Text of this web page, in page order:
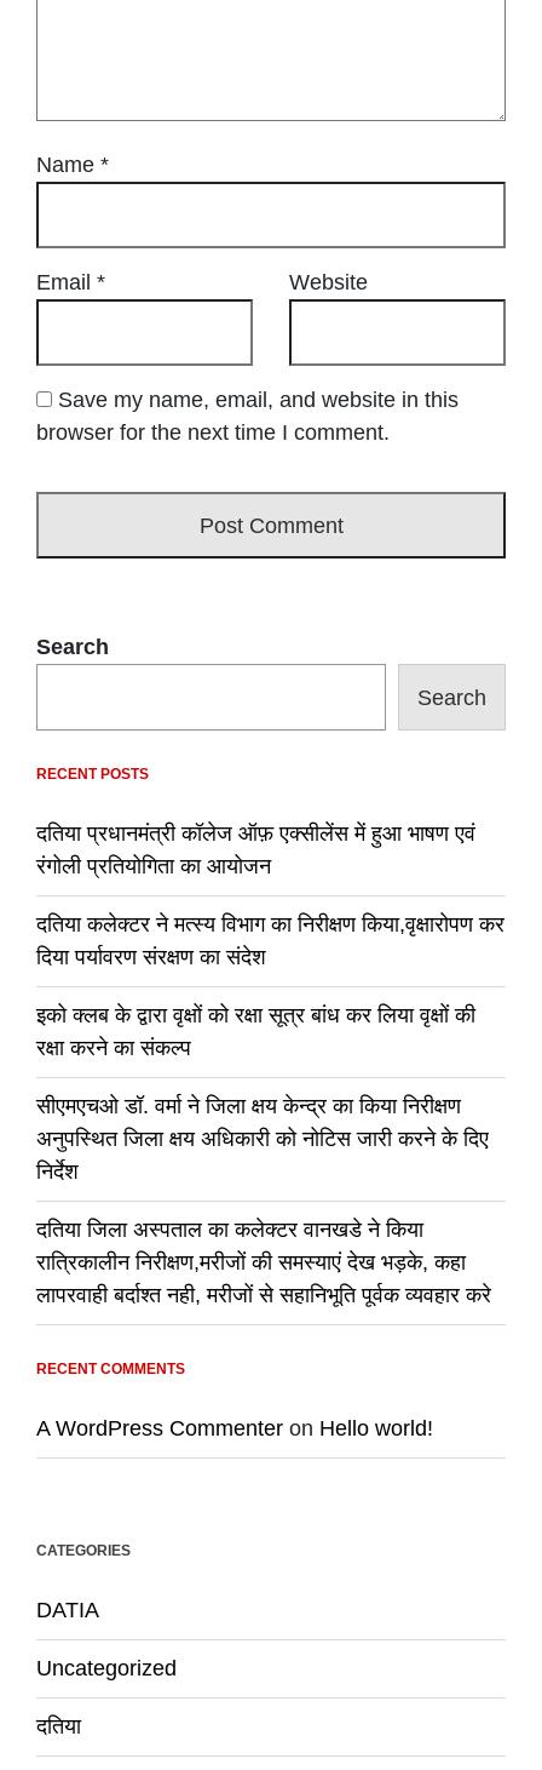
Name *
Email * Website
Save my name, email, and website in this
browser for the next time I comment.
Search
Search
RECENT POSTS
दतिया प्रधानमंत्री कॉलेज ऑफ़ एक्सीलेंस में हुआ भाषण एवं
रंगोली प्रतियोगिता का आयोजन
दतिया कलेक्टर ने मत्स्य विभाग का निरीक्षण किया,वृक्षारोपण कर
दिया पर्यावरण संरक्षण का संदेश
इको क्लब के द्वारा वृक्षों को रक्षा सूत्र बांध कर लिया वृक्षों की
रक्षा करने का संकल्प
सीएमएचओ डॉ. वर्मा ने जिला क्षय केन्द्र का किया निरीक्षण
अनुपस्थित जिला क्षय अधिकारी को नोटिस जारी करने के दिए
निर्देश
दतिया जिला अस्पताल का कलेक्टर वानखडे ने किया
रात्रिकालीन निरीक्षण,मरीजों की समस्याएं देख भड़के, कहा
लापरवाही बर्दाश्त नही, मरीजों से सहानिभूति पूर्वक व्यवहार करे
RECENT COMMENTS
A WordPress Commenter on Hello world!
CATEGORIES
DATIA
Uncategorized
दतिया